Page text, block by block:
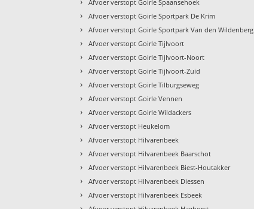
Afvoer verstopt Goirle Spaansehoek
› Afvoer verstopt Goirle Sportpark De Krim
› Afvoer verstopt Goirle Sportpark Van den Wildenberg
› Afvoer verstopt Goirle Tijlvoort
› Afvoer verstopt Goirle Tijlvoort-Noort
› Afvoer verstopt Goirle Tijlvoort-Zuid
› Afvoer verstopt Goirle Tilburgseweg
› Afvoer verstopt Goirle Vennen
› Afvoer verstopt Goirle Wildackers
› Afvoer verstopt Heukelom
› Afvoer verstopt Hilvarenbeek
› Afvoer verstopt Hilvarenbeek Baarschot
› Afvoer verstopt Hilvarenbeek Biest-Houtakker
› Afvoer verstopt Hilvarenbeek Diessen
› Afvoer verstopt Hilvarenbeek Esbeek